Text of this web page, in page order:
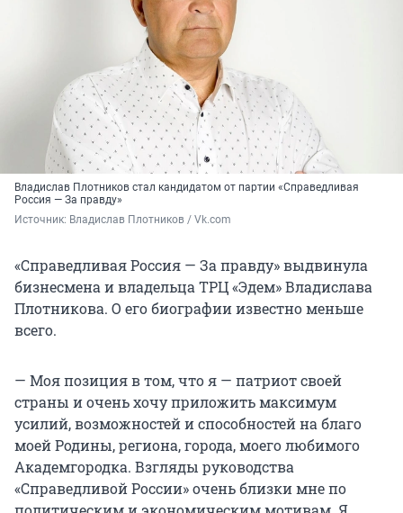
Владислав Плотников стал кандидатом от партии «Справедливая
Россия — За правду»
Источник: Владислав Плотников / Vk.com
«Справедливая Россия — За правду» выдвинула
бизнесмена и владельца ТРЦ «Эдем» Владислава
Плотникова. О его биографии известно меньше
всего.
— Моя позиция в том, что я — патриот своей
страны и очень хочу приложить максимум
усилий, возможностей и способностей на благо
моей Родины, региона, города, моего любимого
Академгородка. Взгляды руководства
«Справедливой России» очень близки мне по